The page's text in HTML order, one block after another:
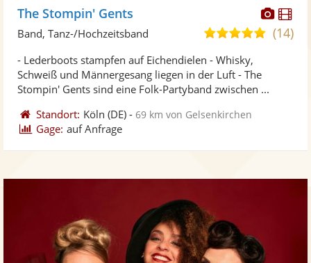
The Stompin' Gents
5,0(14)
Band, Tanz-/Hochzeitsband
- Lederboots stampfen auf Eichendielen - Whisky,
Schweiß und Männergesang liegen in der Luft - The
Stompin' Gents sind eine Folk-Partyband zwischen ...
Standort: Köln (DE) -69 km von Gelsenkirchen
Gage: auf Anfrage